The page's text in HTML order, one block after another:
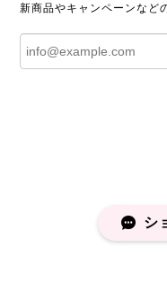
新商品やキャンペーンなど
シ